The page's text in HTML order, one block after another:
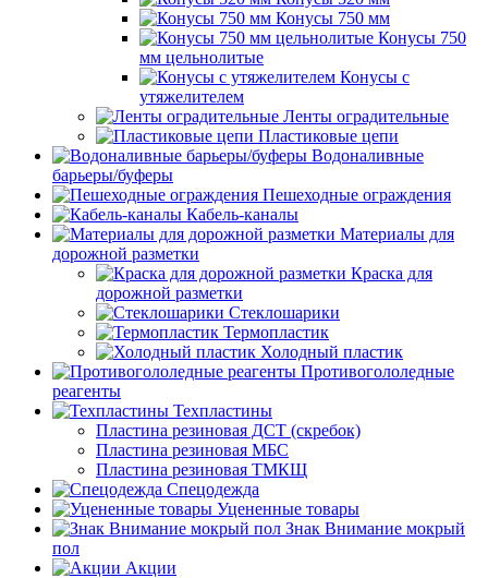
Конусы 750 мм
Конусы 750
мм цельнолитые
Конусы с
утяжелителем
Ленты оградительные
Пластиковые цепи
Водоналивные
барьеры/буферы
Пешеходные ограждения
Кабель-каналы
Материалы для
дорожной разметки
Краска для
дорожной разметки
Стеклошарики
Термопластик
Холодный пластик
Противогололедные
реагенты
Техпластины
Пластина резиновая ДСТ (скребок)
Пластина резиновая МБС
Пластина резиновая ТМКЩ
Спецодежда
Уцененные товары
Знак Внимание мокрый
пол
Акции